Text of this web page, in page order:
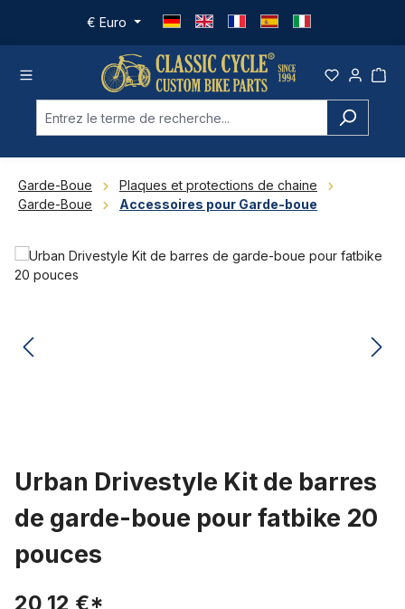
Passer au contenu principal
€ Euro
Garde-Boue
Plaques et protections de chaine
Garde-Boue
Accessoires pour Garde-boue
Ignorer la galerie d'images
Urban Drivestyle Kit de barres
de garde-boue pour fatbike 20
pouces
20,12 €*